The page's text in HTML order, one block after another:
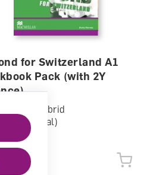
for Switzerland A1
Pack (with 2Y
Hybrid
digital)